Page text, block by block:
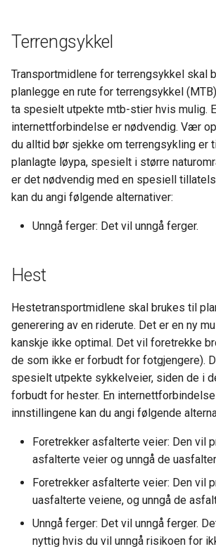
Terrengsykkel
Transportmidlene for terrengsykkel skal
planlegge en rute for terrengsykkel
ta spesielt utpekte mtb-stier hvis mulig.
internettforbindelse er nødvendig. Vær
du alltid bør sjekke om terrengsykling er
planlagte løypa, spesielt i større
er det nødvendig med en spesiell
kan du angi følgende alternativer:
Unngå ferger: Det vil unngå ferger.
Hest
Hestetransportmidlene skal brukes til
generering av en riderute. Det er en ny
kanskje ikke optimal. Det vil foretrekke
de som ikke er forbudt for fotgjengere).
spesielt utpekte sykkelveier, siden de i
forbudt for hester. En
innstillingene kan du angi følgende
Foretrekker asfalterte veier: Den vil
asfalterte veier og unngå de
Foretrekker asfalterte veier: Den vil
uasfalterte veiene, og unngå de
Unngå ferger: Det vil unngå ferger.
nyttig hvis du vil unngå risikoen for